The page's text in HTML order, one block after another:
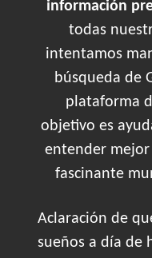
información
todas
intentamos
búsqueda de
plataforma
objetivo es
entender mejor
fascinante
Aclaración de
sueños a día de